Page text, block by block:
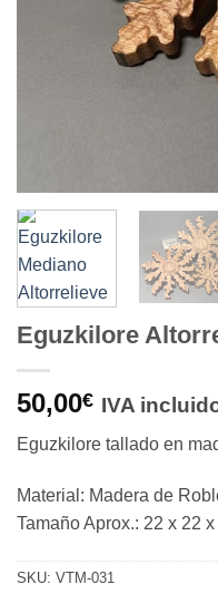
Eguzkilore
50,00€ IVA
Eguzkilore tallado en
Material: Madera de
Tamaño Aprox.: 22 x 22 x
SKU: VTM-031